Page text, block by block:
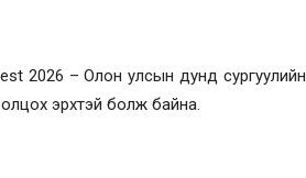
2026 – Олон улсын дунд сургуулийн
эрхтэй болж байна.